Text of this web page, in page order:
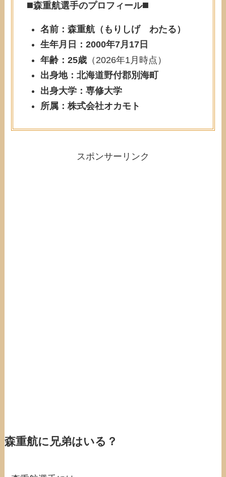
◼️森重航選手のプロフィール◼️
名前：森重航（もりしげ わたる）
生年月日：2000年7月17日
年齢：25歳 （2026年1月時点）
出身地：北海道野付郡別海町
出身大学：専修大学
所属：株式会社オカモト
スポンサーリンク
森重航に兄弟はいる？